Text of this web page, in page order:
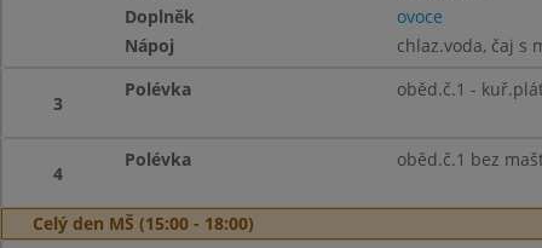
Doplněk
ovoce
Nápoj
chlaz.voda, čaj s
3
Polévka oběd.č.1 -
4
Polévka oběd.č.1 bez
Celý den MŠ (15:00 - 18:00)